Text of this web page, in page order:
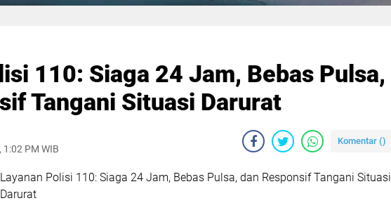
110: Siaga 24 Jam, Bebas Pulsa,
Tangani Situasi Darurat
1:02 PM WIB
Komentar ()
Layanan Polisi 110: Siaga 24 Jam, Bebas Pulsa, dan Responsif Tangani Situasi
Darurat